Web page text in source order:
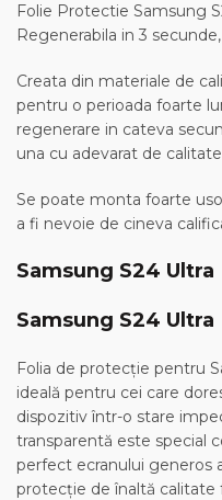
Folie Protectie Samsung
Regenerabila in 3
Creata din materiale de
pentru o perioada foarte
regenerare in cateva
una cu adevarat de
Se poate monta foarte
a fi nevoie de cineva
Samsung S24 Ultra
Samsung S24 Ultra
Folia de protecție pentru
ideală pentru cei care
dispozitiv într-o stare
transparentă este special
perfect ecranului generos
protecție de înaltă calitate